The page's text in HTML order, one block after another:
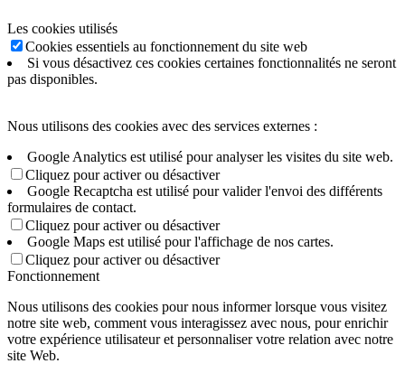
Les cookies utilisés
Cookies essentiels au fonctionnement du site web
Si vous désactivez ces cookies certaines fonctionnalités ne seront
pas disponibles.
Nous utilisons des cookies avec des services externes :
Google Analytics est utilisé pour analyser les visites du site web.
Cliquez pour activer ou désactiver
Google Recaptcha est utilisé pour valider l'envoi des différents
formulaires de contact.
Cliquez pour activer ou désactiver
Google Maps est utilisé pour l'affichage de nos cartes.
Cliquez pour activer ou désactiver
Fonctionnement
Nous utilisons des cookies pour nous informer lorsque vous visitez
notre site web, comment vous interagissez avec nous, pour enrichir
votre expérience utilisateur et personnaliser votre relation avec notre
site Web.